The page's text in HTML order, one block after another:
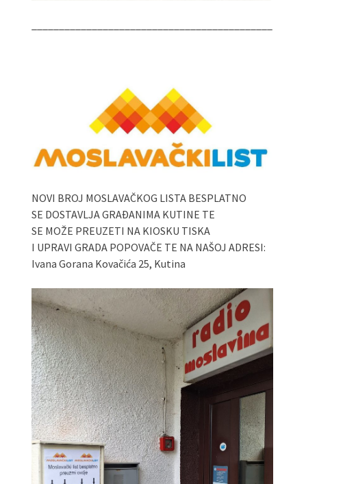
NOVI BROJ MOSLAVAČKOG LISTA BESPLATNO
SE DOSTAVLJA GRAĐANIMA KUTINE TE
SE MOŽE PREUZETI NA KIOSKU TISKA
I UPRAVI GRADA POPOVAČE TE NA NAŠOJ ADRESI:
Ivana Gorana Kovačića 25, Kutina